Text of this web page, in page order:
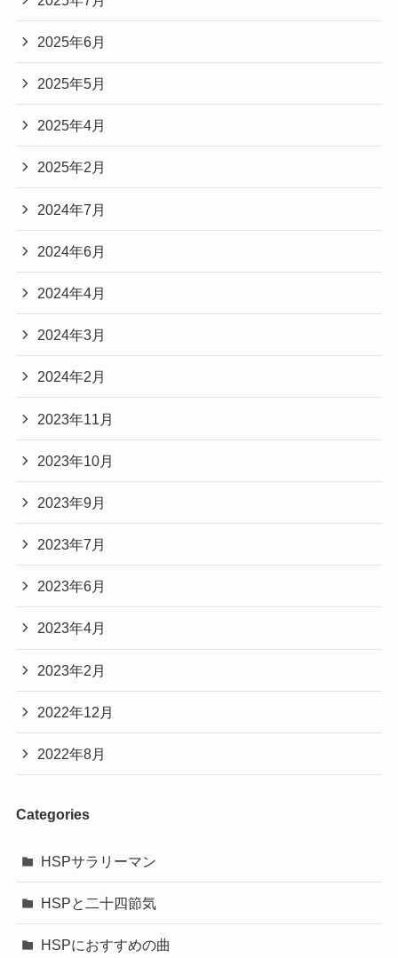
2025年6月
2025年5月
2025年4月
2025年2月
2024年7月
2024年6月
2024年4月
2024年3月
2024年2月
2023年11月
2023年10月
2023年9月
2023年7月
2023年6月
2023年4月
2023年2月
2022年12月
2022年8月
Categories
HSPサラリーマン
HSPと二十四節気
HSPにおすすめの曲